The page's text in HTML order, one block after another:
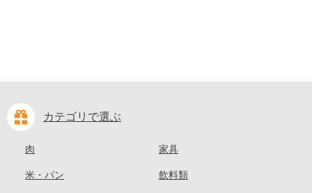
カテゴリで選ぶ
肉
米・パン
家具
飲料類